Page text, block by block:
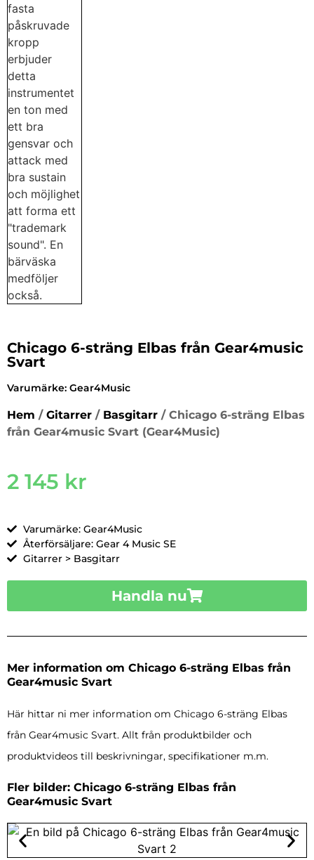
Chicago 6-sträng Elbas från Gear4music
Svart
Varumärke: Gear4Music
Hem / Gitarrer / Basgitarr / Chicago 6-sträng Elbas
från Gear4music Svart (Gear4Music)
2 145 kr
Varumärke: Gear4Music
Återförsäljare: Gear 4 Music SE
Gitarrer > Basgitarr
Handla nu
Mer information om Chicago 6-sträng Elbas från
Gear4music Svart
Här hittar ni mer information om Chicago 6-sträng Elbas
från Gear4music Svart. Allt från produktbilder och
produktvideos till beskrivningar, specifikationer m.m.
Fler bilder: Chicago 6-sträng Elbas från
Gear4music Svart